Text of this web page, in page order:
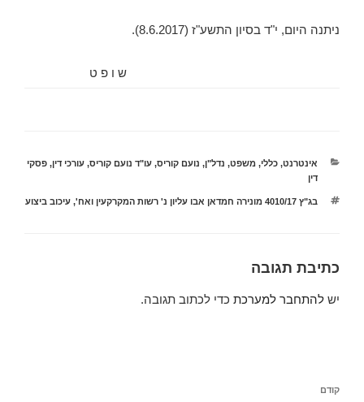
ניתנה היום, ‏י"ד בסיון התשע"ז (‏8.6.2017).
ש ו פ ט
קטגוריות
אינטרנט,כללי, משפט, נדל"ן, נועם קוריס,עו"ד נועם קוריס,עורכי דין,פסקי
דין
תגיות
בג"ץ 4010/17 מונירה חמדאן אבו עליון נ' רשות המקרקעין ואח' ,עיכוב ביצוע
כתיבת תגובה
יש להתחבר למערכת כדי לכתוב תגובה.
הפוסט
קודם